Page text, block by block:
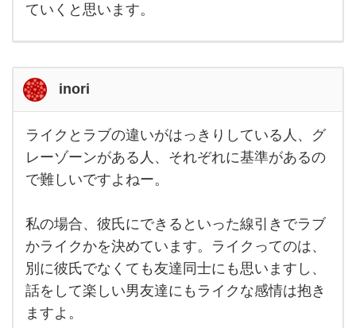
ていくと思います。
inori
ライ
クと
の違
きり
して
いる
人、
グレ
ーゾ
ーン
があ
る
ライクとラブの違いがはっきりしている人、グ
レーゾーンがある人、それぞれに基準があるの
で難しいですよねー。
私の場合、彼氏にできるといった線引きでラブ
かライクかを決めています。ライクってのは、
別に彼氏でなくても友達同士にも思いますし、
話をして楽しい男友達にもライクな感情は抱き
ますよ。